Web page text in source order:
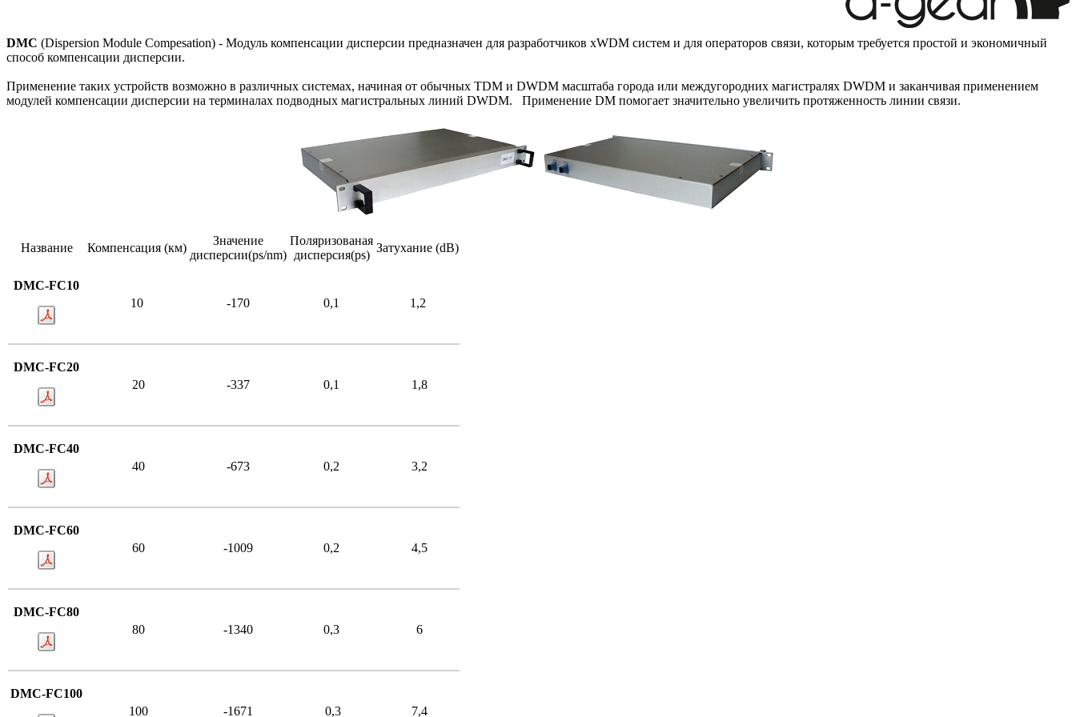
DMC (Dispersion Module Compesation) - Модуль компенсации дисперсии предназначен для разработчиков xWDM систем и для операторов связи, которым требуется простой и экономичный
способ компенсации дисперсии.
Применение таких устройств возможно в различных системах, начиная от обычных TDM и DWDM масштаба города или междугородних магистралях DWDM и заканчивая применением
модулей компенсации дисперсии на терминалах подводных магистральных линий DWDM. Применение DM помогает значительно увеличить протяженность линии связи.
Название Компенсация (км)
Значение
дисперсии(ps/nm)
Поляризованая
дисперсия(ps)
Затухание (dB)
DMC-FC10
10
-170 0,1 1,2
DMC-FC20
20
-337 0,1 1,8
DMC-FC40
40
-673 0,2 3,2
DMC-FC60
60
-1009 0,2 4,5
DMC-FC80
80
-1340 0,3 6
DMC-FC100
100
-1671 0,3 7,4